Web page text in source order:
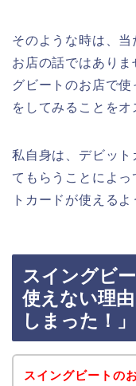
そのような時は、
お店の話ではあり
グビートのお店で
をしてみることをオ
私自身は、デビッ
てもらうことによ
トカードが使えるよ
スイングビ
使えない理
しまった！」
スイングビートの